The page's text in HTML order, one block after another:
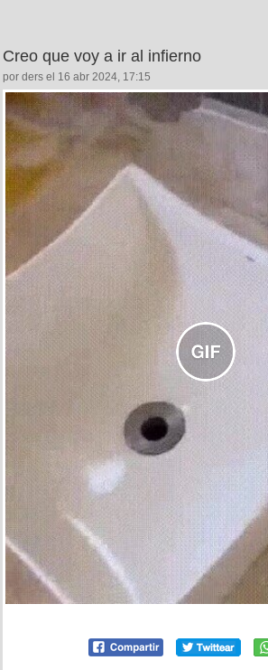
Creo que voy a ir al infierno
por ders el 16 abr 2024, 17:15